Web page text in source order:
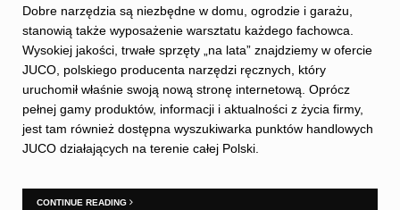
Dobre narzędzia są niezbędne w domu, ogrodzie i garażu,
stanowią także wyposażenie warsztatu każdego fachowca.
Wysokiej jakości, trwałe sprzęty „na lata” znajdziemy w ofercie
JUCO, polskiego producenta narzędzi ręcznych, który
uruchomił właśnie swoją nową stronę internetową. Oprócz
pełnej gamy produktów, informacji i aktualności z życia firmy,
jest tam również dostępna wyszukiwarka punktów handlowych
JUCO działających na terenie całej Polski.
CONTINUE READING